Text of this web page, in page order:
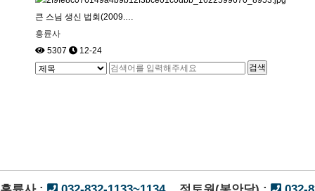
큰 스님 생신 법회(2009.…
흥륜사
5307
12-24